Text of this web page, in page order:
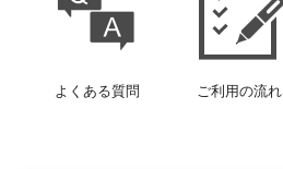
よくある質問 ご利用の流れ